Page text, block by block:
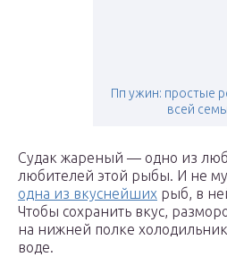
Пп ужин: простые
всей
Судак жареный — одно из
любителей этой рыбы. И не
одна из вкуснейших рыб, в
Чтобы сохранить вкус,
на нижней полке
воде.